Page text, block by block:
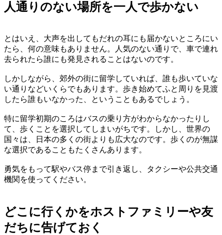
人通りのない場所を一人で歩かない
とはいえ、大声を出してもだれの耳にも届かないところにい
たら、何の意味もありません。人気のない通りで、車で連れ
去られたら誰にも発見されることはないのです。
しかしながら、郊外の街に留学していれば、誰も歩いていな
い通りなどいくらでもあります。歩き始めてふと周りを見渡
したら誰もいなかった、ということもあるでしょう。
特に留学初期のころはバスの乗り方がわからなかったりし
て、歩くことを選択してしまいがちです。しかし、世界の
国々は、日本の多くの街よりも広大なのです。歩くのが無謀
な選択であることもたくさんあります。
勇気をもって駅やバス停まで引き返し、タクシーや公共交通
機関を使ってください。
どこに行くかをホストファミリーや友
だちに告げておく